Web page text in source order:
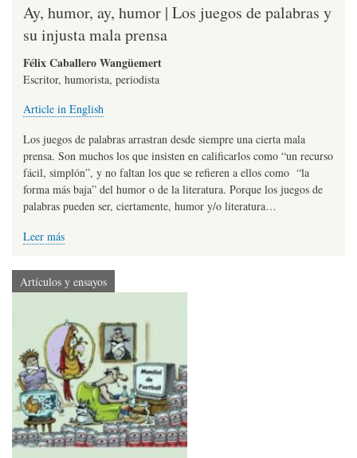
Ay, humor, ay, humor | Los juegos de palabras y
su injusta mala prensa
Félix Caballero Wangüemert
Escritor, humorista, periodista
Article in English
Los juegos de palabras arrastran desde siempre una cierta mala
prensa. Son muchos los que insisten en calificarlos como “un recurso
fácil, simplón”, y no faltan los que se refieren a ellos como “la
forma más baja” del humor o de la literatura. Porque los juegos de
palabras pueden ser, ciertamente, humor y/o literatura…
Leer más
Artículos y ensayos